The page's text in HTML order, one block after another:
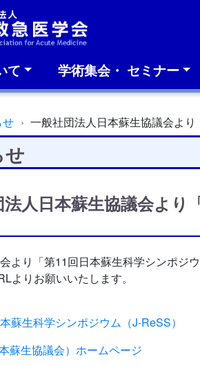
て 学術集会・ セミナー
せ 一般社団法人日本蘇生協議会よ
せ
法人日本蘇生協議会より
より「第11回日本蘇生科学シンポジ
よりお願いいたします。
蘇生科学シンポジウム（J-ReSS）
蘇生協議会）ホームページ